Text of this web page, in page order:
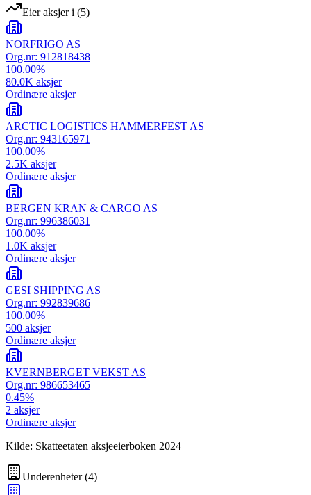
Eier aksjer i (5)
NORFRIGO AS
Org.nr: 912818438
100.00%
80.0K aksjer
Ordinære aksjer
ARCTIC LOGISTICS HAMMERFEST AS
Org.nr: 943165971
100.00%
2.5K aksjer
Ordinære aksjer
BERGEN KRAN & CARGO AS
Org.nr: 996386031
100.00%
1.0K aksjer
Ordinære aksjer
GESI SHIPPING AS
Org.nr: 992839686
100.00%
500 aksjer
Ordinære aksjer
KVERNBERGET VEKST AS
Org.nr: 986653465
0.45%
2 aksjer
Ordinære aksjer
Kilde: Skatteetaten aksjeeierboken 2024
Underenheter(4)